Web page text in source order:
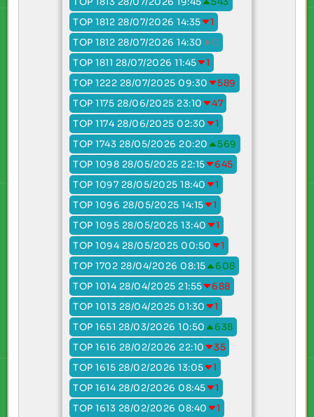
TOP 1812 28/07/2026 14:35
1
TOP 1812 28/07/2026 14:30
0
TOP 1811 28/07/2026 11:45
1
TOP 1222 28/07/2025 09:30
589
TOP 1175 28/06/2025 23:10
47
TOP 1174 28/06/2025 02:30
1
TOP 1743 28/05/2026 20:20
569
TOP 1098 28/05/2025 22:15
645
TOP 1097 28/05/2025 18:40
1
TOP 1096 28/05/2025 14:15
1
TOP 1095 28/05/2025 13:40
1
TOP 1094 28/05/2025 00:50
1
TOP 1702 28/04/2026 08:15
608
TOP 1014 28/04/2025 21:55
688
TOP 1013 28/04/2025 01:30
1
TOP 1651 28/03/2026 10:50
638
TOP 1616 28/02/2026 22:10
35
TOP 1615 28/02/2026 13:05
1
TOP 1614 28/02/2026 08:45
1
TOP 1613 28/02/2026 08:40
1